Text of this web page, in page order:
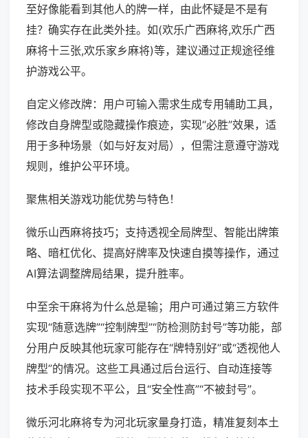
至好像能看到其他人的牌一样，由此怀疑是不是有
挂？确实存在此类外挂。如(欢乐广西麻将,欢乐广西
麻将十三张,欢乐家乡麻将)等，建议通过正规途径维
护游戏公平。
自定义修改牌：用户可输入需求生成专用辅助工具，
修改自身牌型或隐藏操作痕迹，实现“必胜”效果，适
用于多种场景（如与好友对局），但需注意遵守游戏
规则，维护公平环境。
聚焦相关游戏功能优势与特色！
微乐山西麻将技巧；支持透视全局牌型、智能出牌策
略、暗杠优化、提高好牌率及快速自摸等操作，通过
AI算法调整牌局结果，提升胜率。
中至余干麻将为什么总是输；用户可通过第三方软件
实现“随意选牌”“控制牌型”“防检测防封号”等功能，部
分用户反映其他玩家可能存在“牌特别好”或“透视他人
牌型”的情况。这些工具通过后台运行、自动连接等
技术手段实现不平公，且“安全性高”“不被封号”。
微乐河北麻将专为河北玩家量身打造，精准复刻本土